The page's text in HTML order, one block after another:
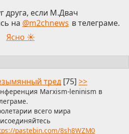
друга, если М.Двач
на @m2chnews в телеграме.
Ясно ☀
тред [75] >>
Marxism-leninism в
всего мира
pastebin.com/8sh8WZM0